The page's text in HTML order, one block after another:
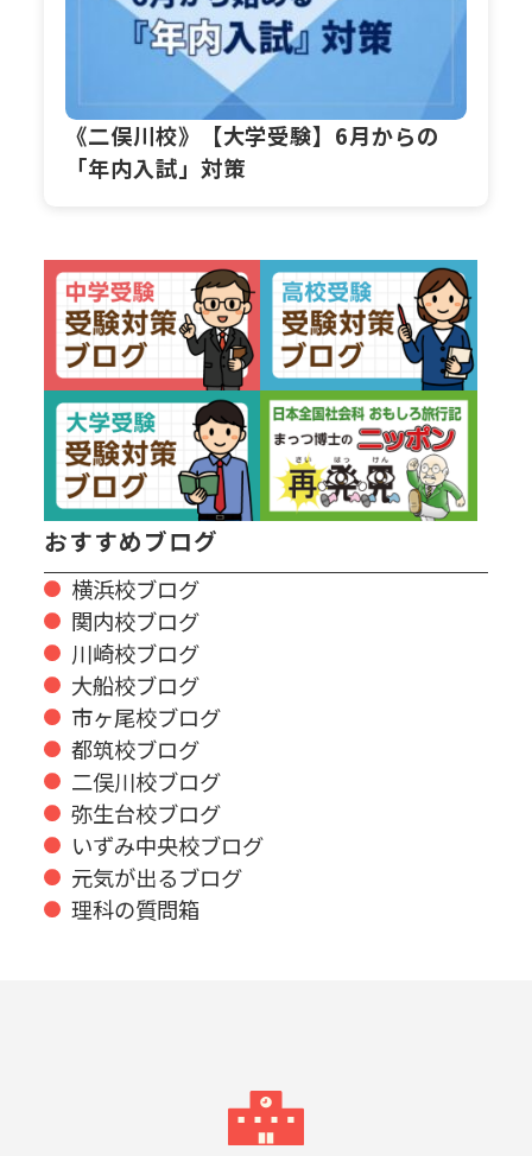
《二俣川校》【大学受験】6月からの
「年内入試」対策
おすすめブログ
横浜校ブログ
関内校ブログ
川崎校ブログ
大船校ブログ
市ヶ尾校ブログ
都筑校ブログ
二俣川校ブログ
弥生台校ブログ
いずみ中央校ブログ
元気が出るブログ
理科の質問箱